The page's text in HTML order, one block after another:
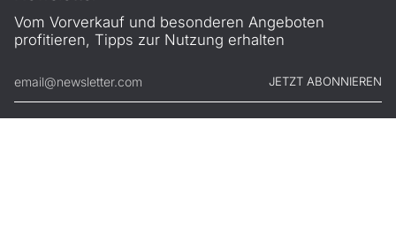
Vom Vorverkauf und besonderen Angeboten
profitieren, Tipps zur Nutzung erhalten
JETZT ABONNIEREN